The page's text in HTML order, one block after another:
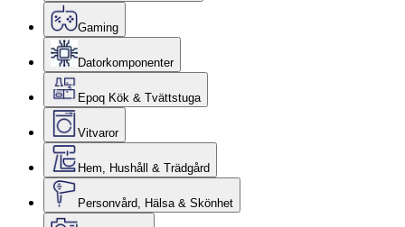
Gaming
Datorkomponenter
Epoq Kök & Tvättstuga
Vitvaror
Hem, Hushåll & Trädgård
Personvård, Hälsa & Skönhet